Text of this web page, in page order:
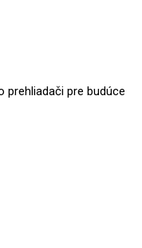
prehliadači pre budúce